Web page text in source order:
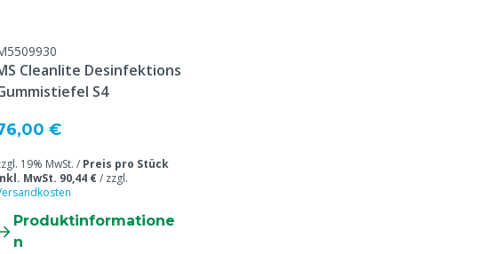
Cleanlite Desinfektions
S4
€
19% MwSt. / Preis pro Stück
MwSt. 90,44 €/ zzgl.
Produktinformatione
n